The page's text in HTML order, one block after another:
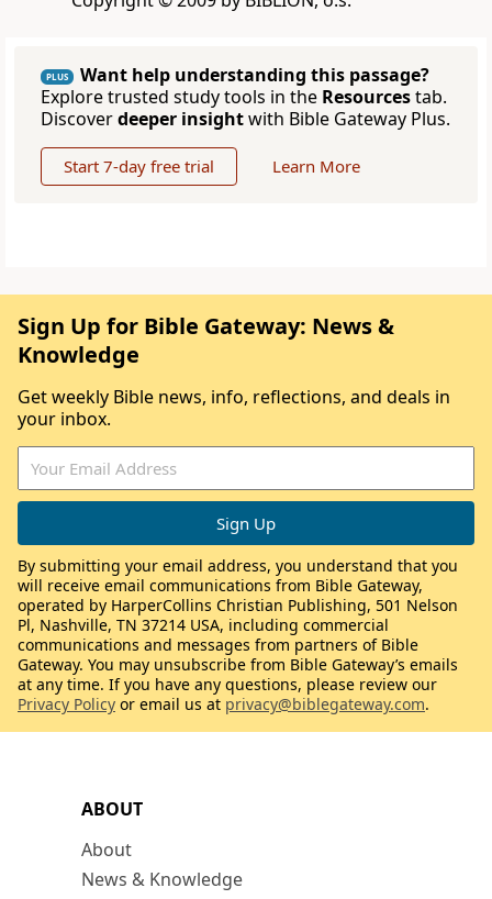
PLUS
Want help understanding this passage?
Explore trusted study tools in the Resourcestab.
Discoverdeeper insightwith Bible Gateway Plus.
Start 7-day free trial Learn More
ABOUT
About
News & Knowledge
Sign Up for Bible Gateway: News &
Knowledge
Get weekly Bible news, info, reflections, and deals in
your inbox.
By submitting your email address, you understand that you
will receive email communications from Bible Gateway,
operated by HarperCollins Christian Publishing, 501 Nelson
Pl, Nashville, TN 37214 USA, including commercial
communications and messages from partners of Bible
Gateway. You may unsubscribe from Bible Gateway’s emails
at any time. If you have any questions, please review our
Privacy Policy or email us at privacy@biblegateway.com.